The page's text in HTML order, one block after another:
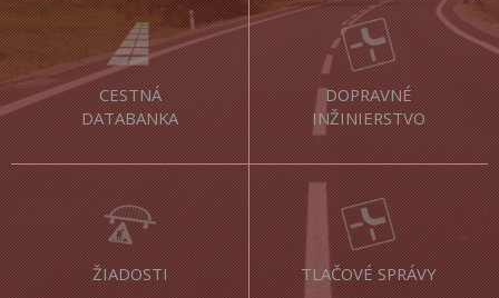
CESTNÁ
DATABANKA
DOPRAVNÉ
INŽINIERSTVO
ŽIADOSTI TLAČOVÉ SPRÁVY